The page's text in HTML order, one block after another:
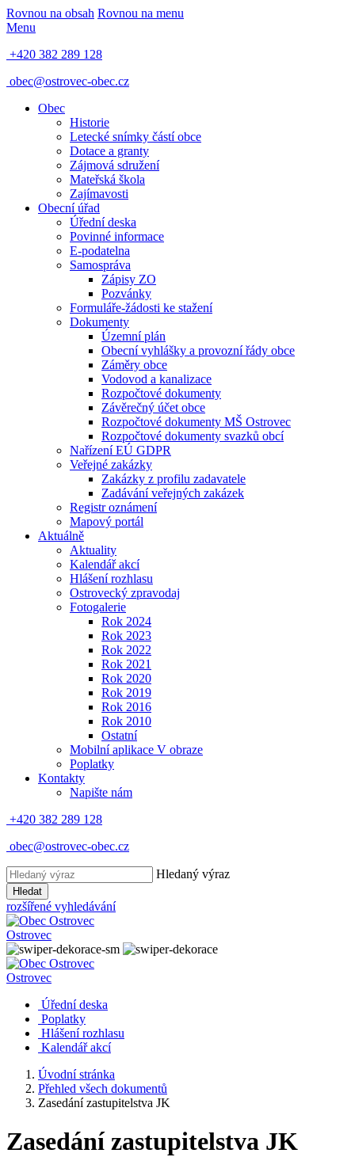
Rovnou na obsah Rovnou na menu
Menu
+420 382 289 128
obec@ostrovec-obec.cz
Obec
Historie
Letecké snímky částí obce
Dotace a granty
Zájmová sdružení
Mateřská škola
Zajímavosti
Obecní úřad
Úřední deska
Povinné informace
E-podatelna
Samospráva
Zápisy ZO
Pozvánky
Formuláře-žádosti ke stažení
Dokumenty
Územní plán
Obecní vyhlášky a provozní řády obce
Záměry obce
Vodovod a kanalizace
Rozpočtové dokumenty
Závěrečný účet obce
Rozpočtové dokumenty MŠ Ostrovec
Rozpočtové dokumenty svazků obcí
Nařízení EÚ GDPR
Veřejné zakázky
Zakázky z profilu zadavatele
Zadávání veřejných zakázek
Registr oznámení
Mapový portál
Aktuálně
Aktuality
Kalendář akcí
Hlášení rozhlasu
Ostrovecký zpravodaj
Fotogalerie
Rok 2024
Rok 2023
Rok 2022
Rok 2021
Rok 2020
Rok 2019
Rok 2016
Rok 2010
Ostatní
Mobilní aplikace V obraze
Poplatky
Kontakty
Napište nám
+420 382 289 128
obec@ostrovec-obec.cz
Hledaný výraz
Hledat
rozšířené vyhledávání
Ostrovec
Ostrovec
Úřední deska
Poplatky
Hlášení rozhlasu
Kalendář akcí
Úvodní stránka
Přehled všech dokumentů
Zasedání zastupitelstva JK
Zasedání zastupitelstva JK